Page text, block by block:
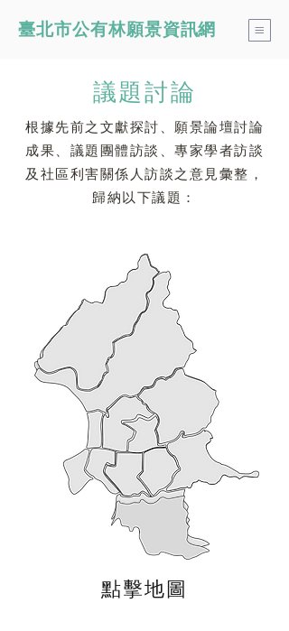
​臺北市公有林願景資訊網
​議題討論
根據先前之文獻探討、願景論壇討論
成果、議題團體訪談、專家學者訪談
及社區利害關係人訪談之意見彙整，
歸納以下議題：
點擊地圖